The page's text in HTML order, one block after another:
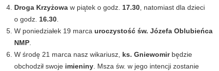
Droga Krzyżowa w piątek o godz. 17.30 , natomiast dla dzieci
o godz. 16.30
W poniedziałek 19 marcauroczystość św. Józefa Oblubieńca
NMP
W środę 21 marca nasz wikariusz, ks. Gniewomirbędzie
obchodził swoje imieniny . Msza św. w jego intencji zostanie